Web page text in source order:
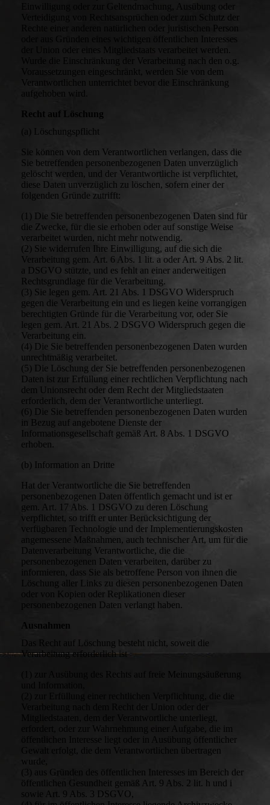
Einwilligung oder zur Geltendmachung, Ausübung oder
Verteidigung von Rechtsansprüchen oder zum Schutz der
Rechte einer anderen natürlichen oder juristischen Person
oder aus Gründen eines wichtigen öffentlichen Interesses
der Union oder eines Mitgliedstaats verarbeitet werden.
Wurde die Einschränkung der Verarbeitung nach den o.g.
Voraussetzungen eingeschränkt, werden Sie von dem
Verantwortlichen unterrichtet bevor die Einschränkung
aufgehoben wird.
Recht auf Löschung
(a) Löschungspflicht
Sie können von dem Verantwortlichen verlangen, dass die
Sie betreffenden personenbezogenen Daten unverzüglich
gelöscht werden, und der Verantwortliche ist verpflichtet,
diese Daten unverzüglich zu löschen, sofern einer der
folgenden Gründe zutrifft:
(1) Die Sie betreffenden personenbezogenen Daten sind für
die Zwecke, für die sie erhoben oder auf sonstige Weise
verarbeitet wurden, nicht mehr notwendig.
(2) Sie widerrufen Ihre Einwilligung, auf die sich die
Verarbeitung gem. Art. 6 Abs. 1 lit. a oder Art. 9 Abs. 2 lit.
a DSGVO stützte, und es fehlt an einer anderweitigen
Rechtsgrundlage für die Verarbeitung.
(3) Sie legen gem. Art. 21 Abs. 1 DSGVO Widerspruch
gegen die Verarbeitung ein und es liegen keine vorrangigen
berechtigten Gründe für die Verarbeitung vor, oder Sie
legen gem. Art. 21 Abs. 2 DSGVO Widerspruch gegen die
Verarbeitung ein.
(4) Die Sie betreffenden personenbezogenen Daten wurden
unrechtmäßig verarbeitet.
(5) Die Löschung der Sie betreffenden personenbezogenen
Daten ist zur Erfüllung einer rechtlichen Verpflichtung nach
dem Unionsrecht oder dem Recht der Mitgliedstaaten
erforderlich, dem der Verantwortliche unterliegt.
(6) Die Sie betreffenden personenbezogenen Daten wurden
in Bezug auf angebotene Dienste der
Informationsgesellschaft gemäß Art. 8 Abs. 1 DSGVO
erhoben.
(b) Information an Dritte
Hat der Verantwortliche die Sie betreffenden
personenbezogenen Daten öffentlich gemacht und ist er
gem. Art. 17 Abs. 1 DSGVO zu deren Löschung
verpflichtet, so trifft er unter Berücksichtigung der
verfügbaren Technologie und der Implementierungskosten
angemessene Maßnahmen, auch technischer Art, um für die
Datenverarbeitung Verantwortliche, die die
personenbezogenen Daten verarbeiten, darüber zu
informieren, dass Sie als betroffene Person von ihnen die
Löschung aller Links zu diesen personenbezogenen Daten
oder von Kopien oder Replikationen dieser
personenbezogenen Daten verlangt haben.
Ausnahmen
Das Recht auf Löschung besteht nicht, soweit die
Verarbeitung erforderlich ist
(1) zur Ausübung des Rechts auf freie Meinungsäußerung
(2) zur Erfüllung einer rechtlichen Verpflichtung, die die
Verarbeitung nach dem Recht der Union oder der
Mitgliedstaaten, dem der Verantwortliche unterliegt,
erfordert, oder zur Wahrnehmung einer Aufgabe, die im
öffentlichen Interesse liegt oder in Ausübung öffentlicher
Gewalt erfolgt, die dem Verantwortlichen übertragen
wurde,
(3) aus Gründen des öffentlichen Interesses im Bereich der
öffentlichen Gesundheit gemäß Art. 9 Abs. 2 lit. h und i
sowie Art. 9 Abs. 3 DSGVO,